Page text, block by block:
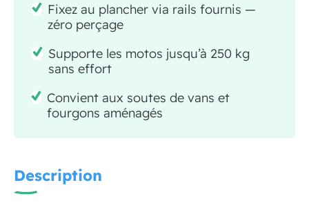
Fixez au plancher via rails fournis —
zéro perçage
Supporte les motos jusqu’à 250 kg
sans effort
Convient aux soutes de vans et
fourgons aménagés
Description